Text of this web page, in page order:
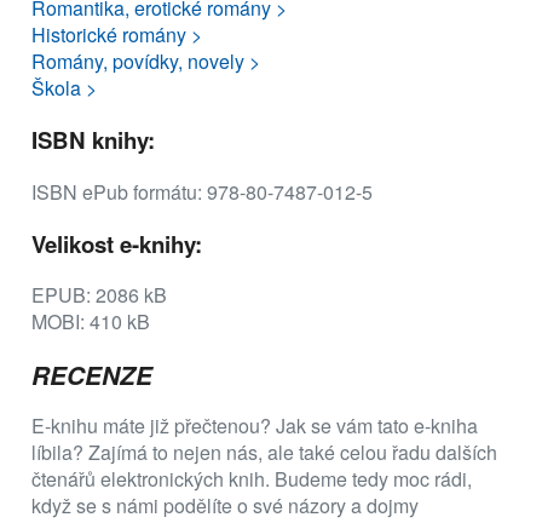
Romantika, erotické romány >
Historické romány >
Romány, povídky, novely >
Škola >
ISBN knihy:
ISBN ePub formátu: 978-80-7487-012-5
Velikost e-knihy:
EPUB: 2086 kB
MOBI: 410 kB
RECENZE
E-knihu máte již přečtenou? Jak se vám tato e-kniha
líbila? Zajímá to nejen nás, ale také celou řadu dalších
čtenářů elektronických knih. Budeme tedy moc rádi,
když se s námi podělíte o své názory a dojmy